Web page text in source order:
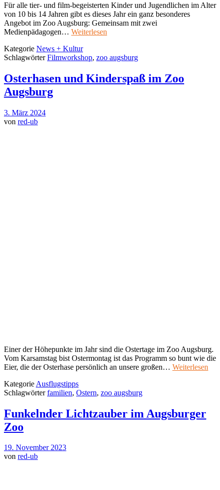
Für alle tier- und film-begeisterten Kinder und Jugendlichen im Alter
von 10 bis 14 Jahren gibt es dieses Jahr ein ganz besonderes
Angebot im Zoo Augsburg: Gemeinsam mit zwei
Medienpädagogen… Weiterlesen
Kategorie News + Kultur
SchlagwörterFilmworkshop, zoo augsburg
Osterhasen und Kinderspaß im Zoo
Augsburg
3. März 2024
von red-ub
Einer der Höhepunkte im Jahr sind die Ostertage im Zoo Augsburg.
Vom Karsamstag bist Ostermontag ist das Programm so bunt wie die
Eier, die der Osterhase persönlich an unsere großen… Weiterlesen
Kategorie Ausflugstipps
Schlagwörterfamilien, Ostern, zoo augsburg
Funkelnder Lichtzauber im Augsburger
Zoo
19. November 2023
von red-ub